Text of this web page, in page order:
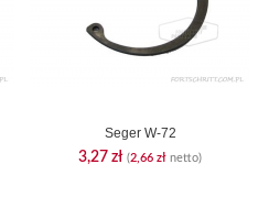
Seger W-72
3,27 zł (2,66 zł netto)